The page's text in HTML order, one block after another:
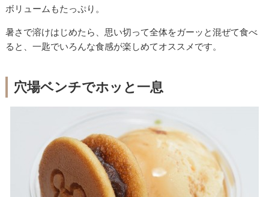
ボリュームもたっぷり。
暑さで溶けはじめたら、思い切って全体をガーッと混ぜて食べ
ると、一匙でいろんな食感が楽しめてオススメです。
穴場ベンチでホッと一息